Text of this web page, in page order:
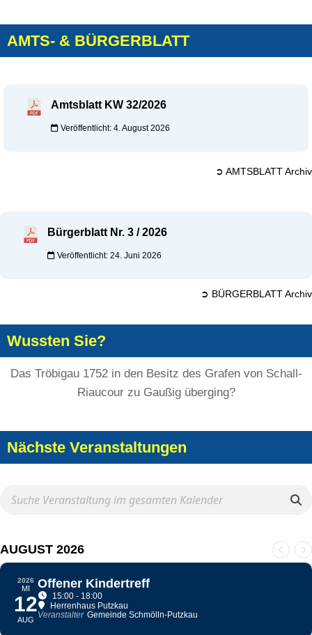
AMTS- & BÜRGERBLATT
Amtsblatt KW 32/2026
Veröffentlicht: 4. August 2026
➲ AMTSBLATT Archiv
Bürgerblatt Nr. 3 / 2026
Veröffentlicht: 24. Juni 2026
➲ BÜRGERBLATT Archiv
Wussten Sie?
Das Tröbigau 1752 in den Besitz des Grafen von Schall-
Riaucour zu Gaußig überging?
Nächste Veranstaltungen
AUGUST 2026
2026
MI
12
AUG
Offener Kindertreff
15:00 - 18:00
Herrenhaus Putzkau
Veranstalter Gemeinde Schmölln-Putzkau